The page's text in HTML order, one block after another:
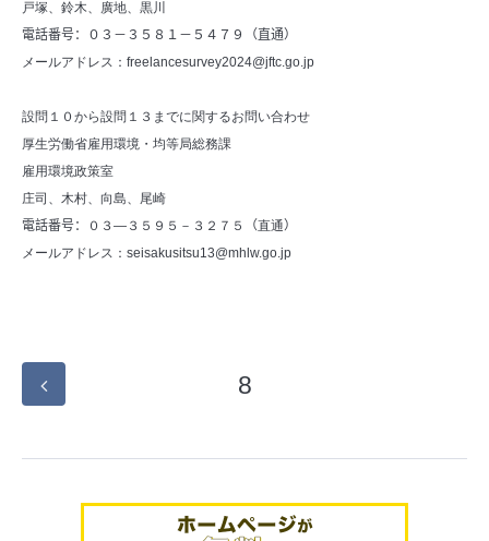
戸塚、鈴木、廣地、黒川
電話番号：０３－３５８１－５４７９（直通）
メールアドレス： freelancesurvey2024@jftc.go.jp
設問１０から設問１３までに関するお問い合わせ
厚生労働省雇用環境・均等局総務課
雇用環境政策室
庄司、木村、向島、尾崎
電話番号：
０３―３５９５－３２７５ （直通）
メールアドレス： seisakusitsu13@mhlw.go.jp
8